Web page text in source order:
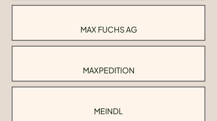
MAX FUCHS AG
MAXPEDITION
MEINDL